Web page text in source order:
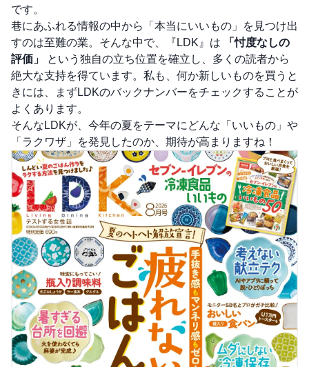
です。
巷にあふれる情報の中から「本当にいいもの」を見つけ出
すのは至難の業。そんな中で、『LDK』は
「忖度なしの
評価」
という独自の立ち位置を確立し、多くの読者から
絶大な支持を得ています。私も、何か新しいものを買うと
きには、まずLDKのバックナンバーをチェックすることが
よくあります。
そんなLDKが、今年の夏をテーマにどんな「いいもの」や
「ラクワザ」を発見したのか、期待が高まりますね！